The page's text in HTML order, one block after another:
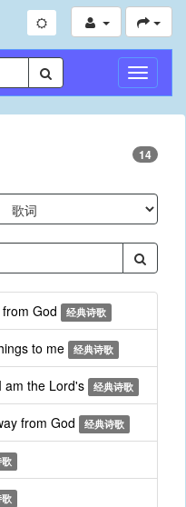
切
换
导
14
God 经典诗歌
to me 经典诗歌
the Lord's 经典诗歌
from God 经典诗歌